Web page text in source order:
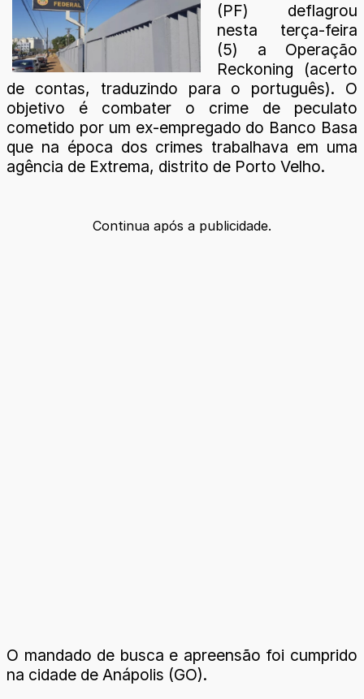
(PF) deflagrou
nesta terça-feira
(5) a Operação
Reckoning (acerto
de contas, traduzindo para o português). O
objetivo é combater o crime de peculato
cometido por um ex-empregado do Banco Basa
que na época dos crimes trabalhava em uma
agência de Extrema, distrito de Porto Velho.
Continua após a publicidade.
O mandado de busca e apreensão foi cumprido
na cidade de Anápolis (GO).